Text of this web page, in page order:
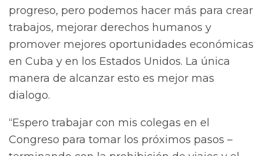
progreso, pero podemos hacer más para crear
trabajos, mejorar derechos humanos y
promover mejores oportunidades económicas
en Cuba y en los Estados Unidos. La única
manera de alcanzar esto es mejor mas
dialogo.
“Espero trabajar con mis colegas en el
Congreso para tomar los próximos pasos –